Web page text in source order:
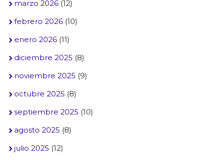
marzo 2026(12)
febrero 2026(10)
enero 2026(11)
diciembre 2025 (8)
noviembre 2025 (9)
octubre 2025 (8)
septiembre 2025 (10)
agosto 2025 (8)
julio 2025 (12)